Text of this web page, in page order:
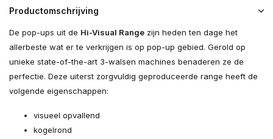
Productomschrijving
De pop-ups uit de Hi-Visual Range zijn heden ten dage het
allerbeste wat er te verkrijgen is op pop-up gebied. Gerold op
unieke state-of-the-art 3-walsen machines benaderen ze de
perfectie. Deze uiterst zorgvuldig geproduceerde range heeft de
volgende eigenschappen:
visueel opvallend
kogelrond